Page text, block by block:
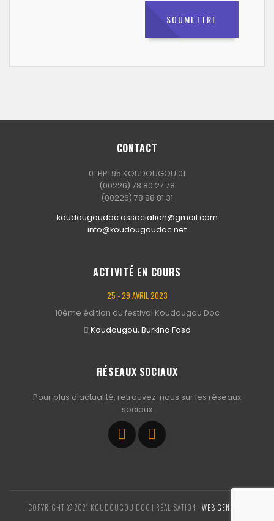
CONTACT
01 BP: 95 KOUDOUGOU 01
(00226) 78 80 27 78
(00226) 78 88 81 31
koudougoudoc.association@gmail.com
info@koudougoudoc.net
ACTIVITÉ EN COURS
25 - 29 AVRIL 2023
10ème édition du festival Koudougou Doc
Koudougou, Burkina Faso
RÉSEAUX SOCIAUX
Pour plus d'actualité, retrouvez-nous sur les réseaux
sociaux
COPYRIGHT © 2021 KOUDOUGOU DOC | RÉALISATION : WEB GENIOUS